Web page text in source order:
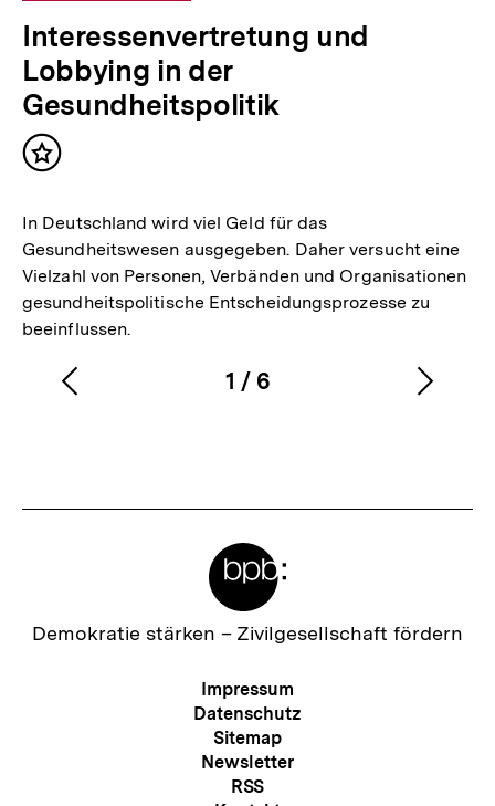
Interessenvertretung und
Lobbying in der
Gesundheitspolitik
Inhalt
In Deutschland wird viel Geld für das
Gesundheitswesen ausgegeben. Daher versucht eine
Vielzahl von Personen, Verbänden und Organisationen
gesundheitspolitische Entscheidungsprozesse zu
beeinflussen.
Karussellinhalt
1
von
/ 6
Vorherigen
Zur
Demokratie stärken – Zivilgesellschaft fördern
Meta-
Navigation
Impressum
Datenschutz
Sitemap
Newsletter
RSS